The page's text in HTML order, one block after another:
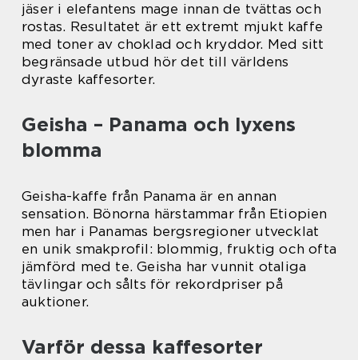
jäser i elefantens mage innan de tvättas och
rostas. Resultatet är ett extremt mjukt kaffe
med toner av choklad och kryddor. Med sitt
begränsade utbud hör det till världens
dyraste kaffesorter.
Geisha – Panama och lyxens
blomma
Geisha-kaffe från Panama är en annan
sensation. Bönorna härstammar från Etiopien
men har i Panamas bergsregioner utvecklat
en unik smakprofil: blommig, fruktig och ofta
jämförd med te. Geisha har vunnit otaliga
tävlingar och sålts för rekordpriser på
auktioner.
Varför dessa kaffesorter